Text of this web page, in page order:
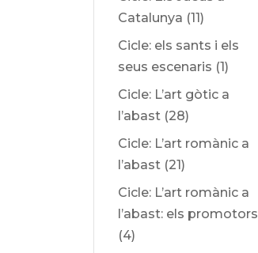
Catalunya (11)
Cicle: els sants i els
seus escenaris (1)
Cicle: L’art gòtic a
l’abast (28)
Cicle: L’art romànic a
l’abast (21)
Cicle: L’art romànic a
l’abast: els promotors
(4)